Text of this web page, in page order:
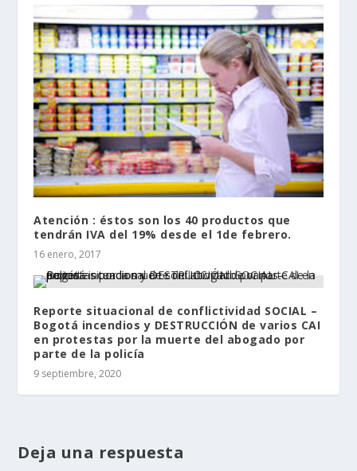
Atención : éstos son los 40 productos que
tendrán IVA del 19% desde el 1de febrero.
16 enero, 2017
Reporte situacional de conflictividad SOCIAL –
Bogotá incendios y DESTRUCCIÓN de varios CAI
en protestas por la muerte del abogado por
parte de la policía
9 septiembre, 2020
Deja una respuesta